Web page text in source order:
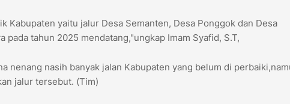
Kabupaten yaitu jalur Desa Semanten, Desa Ponggok dan Desa
pada tahun 2025 mendatang,"ungkap Imam Syafid, S.T,
nenang nasih banyak jalan Kabupaten yang belum di
jalur tersebut. (Tim)